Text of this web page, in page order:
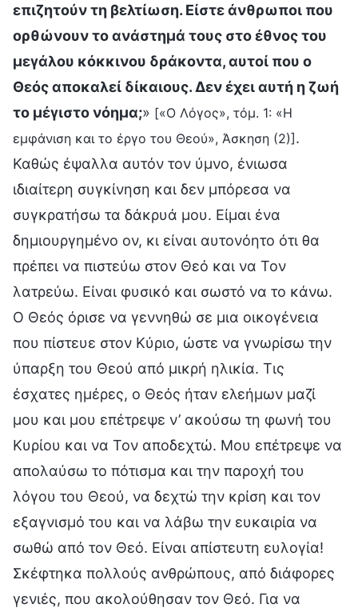
επιζητούν τη βελτίωση. Είστε άνθρωποι που
ορθώνουν το ανάστημά τους στο έθνος του
μεγάλου κόκκινου δράκοντα, αυτοί που ο
Θεός αποκαλεί δίκαιους. Δεν έχει αυτή η ζωή
το μέγιστο νόημα;» [«Ο Λόγος», τόμ. 1: «Η
εμφάνιση και το έργο του Θεού», Άσκηση (2)].
Καθώς έψαλλα αυτόν τον ύμνο, ένιωσα
ιδιαίτερη συγκίνηση και δεν μπόρεσα να
συγκρατήσω τα δάκρυά μου. Είμαι ένα
δημιουργημένο ον, κι είναι αυτονόητο ότι θα
πρέπει να πιστεύω στον Θεό και να Τον
λατρεύω. Είναι φυσικό και σωστό να το κάνω.
Ο Θεός όρισε να γεννηθώ σε μια οικογένεια
που πίστευε στον Κύριο, ώστε να γνωρίσω την
ύπαρξη του Θεού από μικρή ηλικία. Τις
έσχατες ημέρες, ο Θεός ήταν ελεήμων μαζί
μου και μου επέτρεψε ν’ ακούσω τη φωνή του
Κυρίου και να Τον αποδεχτώ. Μου επέτρεψε να
απολαύσω το πότισμα και την παροχή του
λόγου του Θεού, να δεχτώ την κρίση και τον
εξαγνισμό του και να λάβω την ευκαιρία να
σωθώ από τον Θεό. Είναι απίστευτη ευλογία!
Σκέφτηκα πολλούς ανθρώπους, από διάφορες
γενιές, που ακολούθησαν τον Θεό. Για να